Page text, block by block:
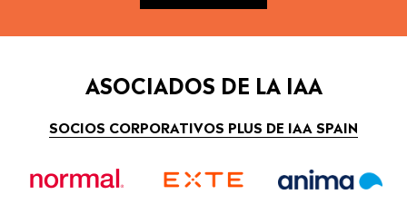
ASOCIADOS DE LA IAA
SOCIOS CORPORATIVOS PLUS DE IAA SPAIN